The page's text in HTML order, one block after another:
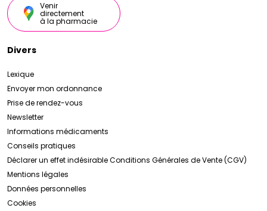
Venir
directement
à la pharmacie
Divers
Lexique
Envoyer mon ordonnance
Prise de rendez-vous
Newsletter
Informations médicaments
Conseils pratiques
Déclarer un effet indésirableConditions Générales de Vente (CGV)
Mentions légales
Données personnelles
Cookies